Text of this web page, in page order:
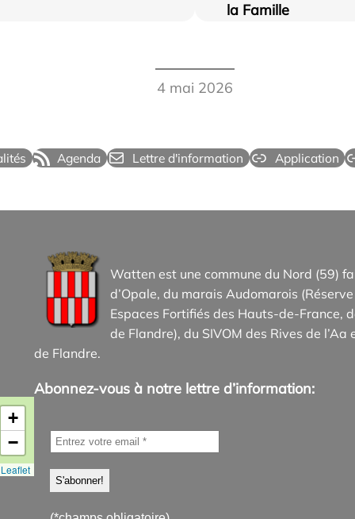
la Famille
4 mai 2026
Agenda Lettre d'information Application
+
−
Leaflet
Watten est une commune du Nord (59)
d’Opale, du marais Audomarois
Espaces Fortifiés des Hauts-de-France,
de Flandre), du SIVOM des Rives de
de Flandre.
Abonnez-vous à notre lettre d’information: